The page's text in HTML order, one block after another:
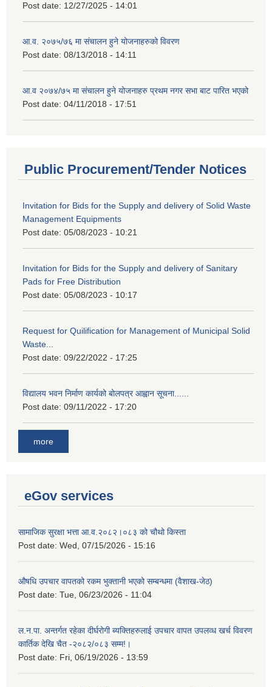
Post date: 12/27/2025 - 14:01
आ.व. २०७५/७६ मा संचालन हुने योजनाहरुको विवरण
Post date: 08/13/2018 - 14:11
आ.व २०७४/७५ मा संचालन हुने योजनाहरु प्रथम नगर सभा बाट पारित भएको
Post date: 04/11/2018 - 17:51
Public Procurement/Tender Notices
Invitation for Bids for the Supply and delivery of Solid Waste
Management Equipments
Post date: 05/08/2023 - 10:21
Invitation for Bids for the Supply and delivery of Sanitary
Pads for Free Distribution
Post date: 05/08/2023 - 10:17
Request for Quilification for Management of Municipal Solid
Waste...
Post date: 09/22/2022 - 17:25
विद्यालय भवन निर्माण कार्यको बोलपत्र आह्वान सूचना......
Post date: 09/11/2022 - 17:20
more
eGov services
सामाजिक सुरक्षा भत्ता आ.व.२०८२।०८३ को चौथो किस्ता
Post date: Wed, 07/15/2026 - 15:16
औषधि उपचार वापतको रकम भुक्तानी भएको सम्बन्धमा (वैशाख-जेठ)
Post date: Tue, 06/23/2026 - 11:04
ल.न.पा. अन्तर्गत रहेका दीर्घरोगी ब्यक्तिहरुलाई उपचार वापत उपलव्ध खर्च विवरण
कार्तिक देखि चैत -२०८२/०८३ सम्म!।
Post date: Fri, 06/19/2026 - 13:59